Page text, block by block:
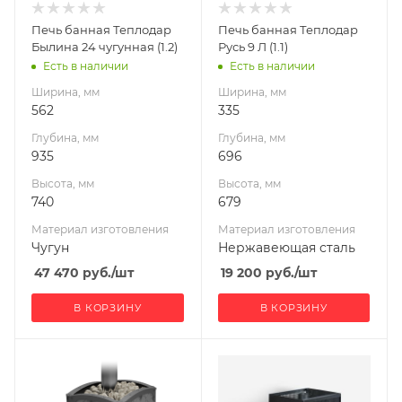
Чугун
Вид топлива
Дрова
Диаметр дымохода,
мм
Длина дров, мм
Масса камней, кг
Гарантия, мес.
Печь банная Теплодар
Былина 24 чугунная (1.2)
Есть в наличии
Ширина, мм
562
Глубина, мм
935
Высота, мм
740
Материал изготовления
Чугун
47 470 руб./шт
В КОРЗИНУ
Нержавеющая
сталь
Вид топлива
Диаметр дымохода,
115
370
25
60
Печь банная Теплодар
Русь 9 Л (1.1)
Есть в наличии
Ширина, мм
335
Глубина, мм
696
Высота, мм
679
Материал изготовления
Нержавеющая сталь
19 200 руб./шт
В КОРЗИНУ